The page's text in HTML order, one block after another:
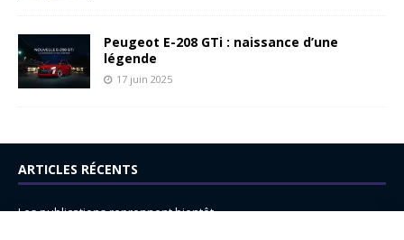
Peugeot E-208 GTi : naissance d’une
légende
17 juin 2025
ARTICLES RÉCENTS
Les publications reprennent bientôt…